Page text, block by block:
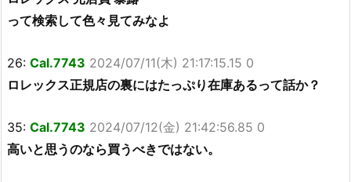
って検索して色々見てみなよ
26: Cal.7743 2024/07/11(木) 21:17:15.15 0
ロレックス正規店の裏にはたっぷり在庫あるって話か？
35: Cal.7743 2024/07/12(金) 21:42:56.85 0
高いと思うのなら買うべきではない。